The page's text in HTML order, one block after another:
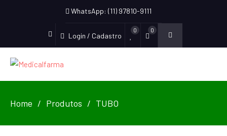
WhatsApp: (11) 97810-9111
Login / Cadastro
0 0
Home Produtos TUBO